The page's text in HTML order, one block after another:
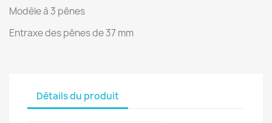
Modèle à 3 pênes
Entraxe des pênes de 37 mm
Détails du produit